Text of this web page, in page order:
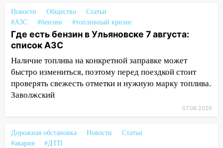
06:00
Под Ульяновском при развороте
пострадал 38-летний водитель
иномарки
05:00
«Каждая пятая женщина и каждый
второй мужчина в мире сталкиваются с
алопецией»: врач рассказал, чем может
быть вызвано облысение и как с этим
справиться
Гороскоп на 7 августа: пятница
отличные шансы исправить старые
ошибки
Новости Общество
Статьи
#АЗС
#бензин #топливный кризис
Где есть бензин в Ульяновске 7 августа:
список АЗС
Наличие топлива на конкретной заправке может
быстро измениться, поэтому перед поездкой стоит
проверять свежесть отметки и нужную марку топлива.
Заволжский
07.08.2026
Дорожная обстановка Новости
Статьи
#авария
#ДТП